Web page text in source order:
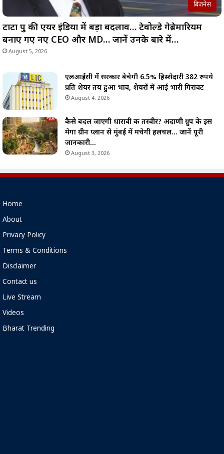
बिज़नेस
टाटा ग्रुप की एयर इंडिया में बड़ा बदलाव… टेवोल्डे गेब्रेमारियम
बनाए गए नए CEO और MD… जानें उनके बारे में…
August 5, 2026
एलआईसी में सरकार बेचेगी 6.5% हिस्सेदारी 382 रुपये
प्रति शेयर तय हुआ भाव, शेयरों में आई भारी गिरावट
August 4, 2026
कैसे बदल जाएगी धारावी की तस्वीर? अदाणी ग्रुप के इस
मेगा ग्रीन प्लान से मुंबई में मचेगी हलचल… जानें पूरी
जानकारी…
August 3, 2026
Home
About
Privacy Policy
Terms & Conditions
Disclaimer
Contact us
Live Stream
Videos
Bharat Trending